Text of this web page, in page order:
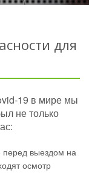
для
19 в мире мы
не только
перед выездом на
осмотр